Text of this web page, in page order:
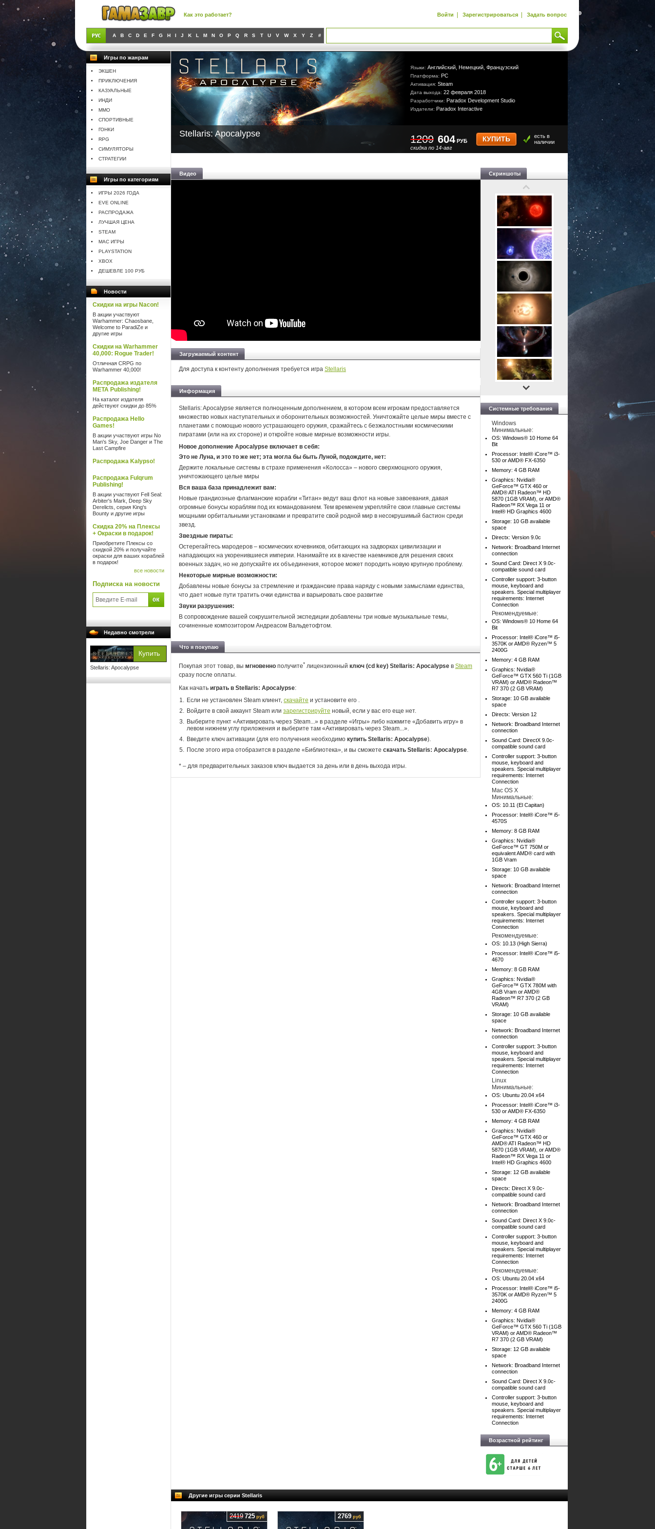
Как это работает? Войти | Зарегистрироваться | Задать вопрос
A B C D E F G H I J K L M N O P Q R S T U V W X Y Z #
Игры по жанрам
ЭКШЕН
ПРИКЛЮЧЕНИЯ
КАЗУАЛЬНЫЕ
ИНДИ
MMO
СПОРТИВНЫЕ
ГОНКИ
RPG
СИМУЛЯТОРЫ
СТРАТЕГИИ
Игры по категориям
ИГРЫ 2026 ГОДА
EVE ONLINE
РАСПРОДАЖА
ЛУЧШАЯ ЦЕНА
STEAM
MAC ИГРЫ
PLAYSTATION
XBOX
ДЕШЕВЛЕ 100 РУБ
Новости
Скидки на игры Nacon!
В акции участвуют
Warhammer: Chaosbane,
Welcome to ParadiZe и
другие игры
Скидки на Warhammer
40,000: Rogue Trader!
Отличная CRPG по
Warhammer 40,000!
Распродажа издателя
META Publishing!
На каталог издателя
действуют скидки до 85%
Распродажа Hello
Games!
В акции участвуют игры No
Man's Sky, Joe Danger и The
Last Campfire
Распродажа Kalypso!
Распродажа Fulqrum
Publishing!
В акции участвуют Fell Seal:
Arbiter's Mark, Deep Sky
Derelicts, серия King's
Bounty и другие игры
Скидка 20% на Плексы
+ Окраски в подарок!
Приобретите Плексы со
скидкой 20% и получайте
окраски для ваших кораблей
в подарок!
все новости
Подписка на новости
Недавно смотрели
Stellaris: Apocalypse
Языки: Английский, Немецкий, Французский
Платформа: PC
Активация: Steam
Дата выхода: 22 февраля 2018
Разработчики: Paradox Development Studio
Издатели: Paradox Interactive
Stellaris: Apocalypse 1209
скидка по 14-авг
604РУБ КУПИТЬ
есть в
наличии
Видео
Загружаемый контент
Для доступа к контенту дополнения требуется игра Stellaris
Информация
Stellaris: Apocalypse является полноценным дополнением, в котором всем игрокам предоставляется
множество новых наступательных и оборонительных возможностей. Уничтожайте целые миры вместе с
планетами с помощью нового устрашающего оружия, сражайтесь с безжалостными космическими
пиратами (или на их стороне) и откройте новые мирные возможности игры.
Новое дополнение Apocalypse включает в себя:
Это не Луна, и это то же нет; эта могла бы быть Луной, подождите, нет:
Держите локальные системы в страхе применения «Колосса» – нового сверхмощного оружия,
уничтожающего целые миры
Вся ваша база принадлежит вам:
Новые грандиозные флагманские корабли «Титан» ведут ваш флот на новые завоевания, давая
огромные бонусы кораблям под их командованием. Тем временем укрепляйте свои главные системы
мощными орбитальными установками и превратите свой родной мир в несокрушимый бастион среди
звезд.
Звездные пираты:
Остерегайтесь мародеров – космических кочевников, обитающих на задворках цивилизации и
нападающих на укоренившиеся империи. Нанимайте их в качестве наемников для решения своих
военных задач, но не допускайте их объединения, которое может породить новую крупную проблему.
Некоторые мирные возможности:
Добавлены новые бонусы за стремление и гражданские права наряду с новыми замыслами единства,
что дает новые пути тратить очки единства и варьировать свое развитие
Звуки разрушения:
В сопровождение вашей сокрушительной экспедиции добавлены три новые музыкальные темы,
сочиненные композитором Андреасом Вальдетофтом.
Что я покупаю
Покупая этот товар, вы мгновенно получите* лицензионный ключ (cd key) Stellaris: Apocalypse в Steam
сразу после оплаты.
Как начать играть в Stellaris: Apocalypse:
Если не установлен Steam клиент, скачайте и установите его .
Войдите в свой аккаунт Steam или зарегистрируйте новый, если у вас его еще нет.
Выберите пункт «Активировать через Steam...» в разделе «Игры» либо нажмите «Добавить игру» в
левом нижнем углу приложения и выберите там «Активировать через Steam...».
Введите ключ активации (для его получения необходимо купить Stellaris: Apocalypse).
После этого игра отобразится в разделе «Библиотека», и вы сможете скачать Stellaris: Apocalypse.
* – для предварительных заказов ключ выдается за день или в день выхода игры.
Скриншоты
Системные требования
Windows
Минимальные:
OS: Windows® 10 Home 64
Bit
Processor: Intel® iCore™ i3-
530 or AMD® FX-6350
Memory: 4 GB RAM
Graphics: Nvidia®
GeForce™ GTX 460 or
AMD® ATI Radeon™ HD
5870 (1GB VRAM), or AMD®
Radeon™ RX Vega 11 or
Intel® HD Graphics 4600
Storage: 10 GB available
space
Directx: Version 9.0c
Network: Broadband Internet
connection
Sound Card: Direct X 9.0c-
compatible sound card
Controller support: 3-button
mouse, keyboard and
speakers. Special multiplayer
requirements: Internet
Connection
Рекомендуемые:
OS: Windows® 10 Home 64
Bit
Processor: Intel® iCore™ i5-
3570K or AMD® Ryzen™ 5
2400G
Memory: 4 GB RAM
Graphics: Nvidia®
GeForce™ GTX 560 Ti (1GB
VRAM) or AMD® Radeon™
R7 370 (2 GB VRAM)
Storage: 10 GB available
space
Directx: Version 12
Network: Broadband Internet
connection
Sound Card: DirectX 9.0c-
compatible sound card
Controller support: 3-button
mouse, keyboard and
speakers. Special multiplayer
requirements: Internet
Connection
Mac OS X
Минимальные:
OS: 10.11 (El Capitan)
Processor: Intel® iCore™ i5-
4570S
Memory: 8 GB RAM
Graphics: Nvidia®
GeForce™ GT 750M or
equivalent AMD® card with
1GB Vram
Storage: 10 GB available
space
Network: Broadband Internet
connection
Controller support: 3-button
mouse, keyboard and
speakers. Special multiplayer
requirements: Internet
Connection
Рекомендуемые:
OS: 10.13 (High Sierra)
Processor: Intel® iCore™ i5-
4670
Memory: 8 GB RAM
Graphics: Nvidia®
GeForce™ GTX 780M with
4GB Vram or AMD®
Radeon™ R7 370 (2 GB
VRAM)
Storage: 10 GB available
space
Network: Broadband Internet
connection
Controller support: 3-button
mouse, keyboard and
speakers. Special multiplayer
requirements: Internet
Connection
Linux
Минимальные:
OS: Ubuntu 20.04 x64
Processor: Intel® iCore™ i3-
530 or AMD® FX-6350
Memory: 4 GB RAM
Graphics: Nvidia®
GeForce™ GTX 460 or
AMD® ATI Radeon™ HD
5870 (1GB VRAM), or AMD®
Radeon™ RX Vega 11 or
Intel® HD Graphics 4600
Storage: 12 GB available
space
Directx: Direct X 9.0c-
compatible sound card
Network: Broadband Internet
connection
Sound Card: Direct X 9.0c-
compatible sound card
Controller support: 3-button
mouse, keyboard and
speakers. Special multiplayer
requirements: Internet
Connection
Рекомендуемые:
OS: Ubuntu 20.04 x64
Processor: Intel® iCore™ i5-
3570K or AMD® Ryzen™ 5
2400G
Memory: 4 GB RAM
Graphics: Nvidia®
GeForce™ GTX 560 Ti (1GB
VRAM) or AMD® Radeon™
R7 370 (2 GB VRAM)
Storage: 12 GB available
space
Network: Broadband Internet
connection
Sound Card: Direct X 9.0c-
compatible sound card
Controller support: 3-button
mouse, keyboard and
speakers. Special multiplayer
requirements: Internet
Connection
Возрастной рейтинг
Другие игры серии Stellaris
2419 725 руб 2769 руб